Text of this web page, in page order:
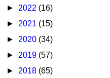
► 2022 (16)
► 2021 (15)
► 2020 (34)
► 2019 (57)
► 2018 (65)